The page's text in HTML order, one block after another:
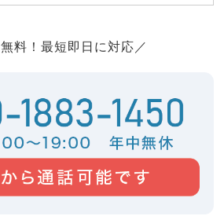
料！最短即日に対応／